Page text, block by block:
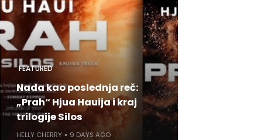
FEATURED
Nada kao poslednja reč:
„Prah“ Hjua Hauija i kraj
trilogije Silos
HELLY CHERRY 9 DAYS AGO